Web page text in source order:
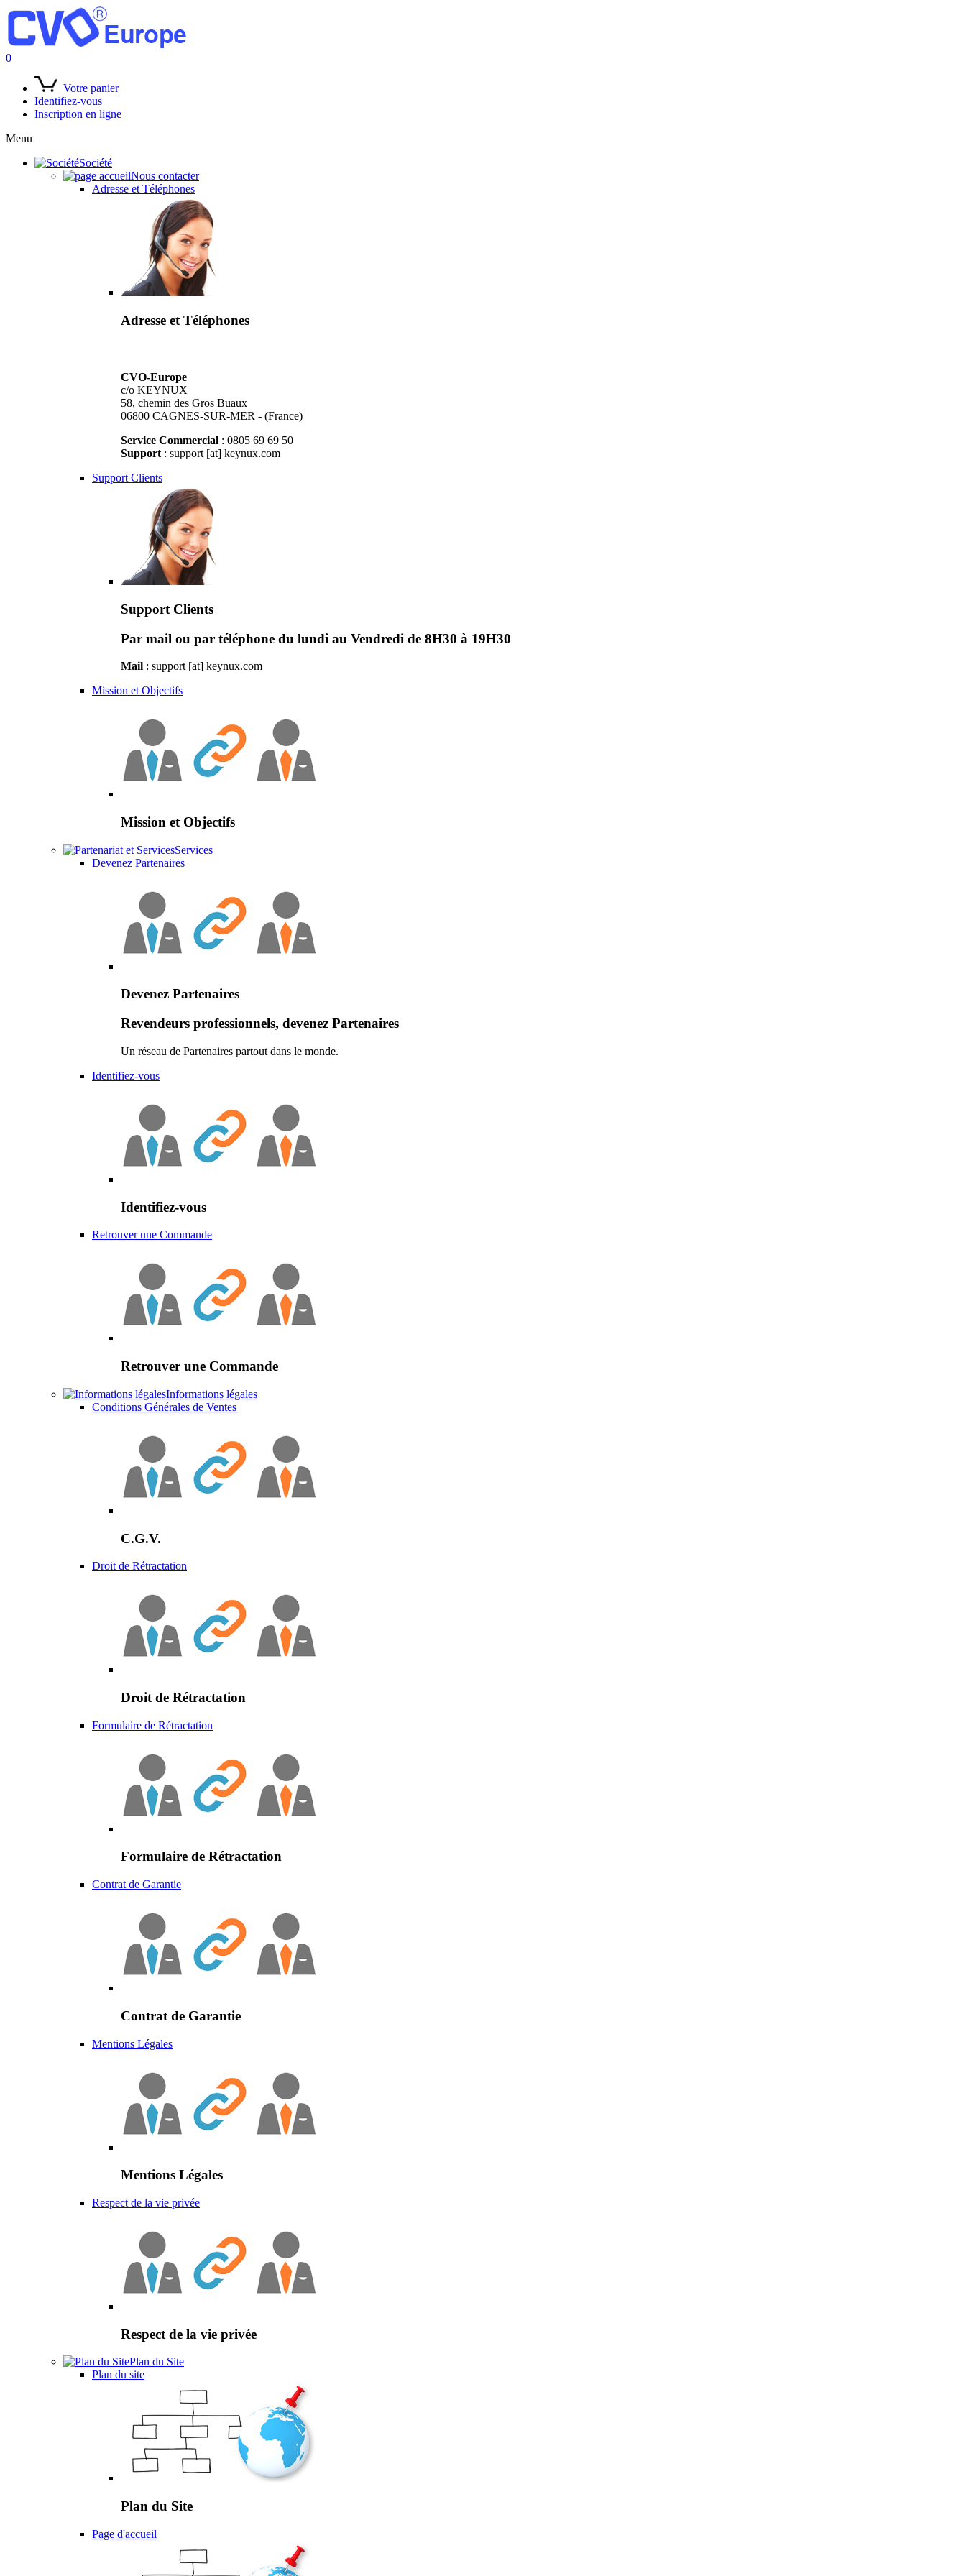
0
Votre panier
Identifiez-vous
Inscription en ligne
Menu
Société
Nous contacter
Adresse et Téléphones
Adresse et Téléphones
CVO-Europe
c/o KEYNUX
58, chemin des Gros Buaux
06800 CAGNES-SUR-MER - (France)
Service Commercial : 0805 69 69 50
Support : support [at] keynux.com
Support Clients
Support Clients
Par mail ou par téléphone du lundi au Vendredi de 8H30 à 19H30
Mail : support [at] keynux.com
Mission et Objectifs
Mission et Objectifs
Services
Devenez Partenaires
Devenez Partenaires
Revendeurs professionnels, devenez Partenaires
Un réseau de Partenaires partout dans le monde.
Identifiez-vous
Identifiez-vous
Retrouver une Commande
Retrouver une Commande
Informations légales
Conditions Générales de Ventes
C.G.V.
Droit de Rétractation
Droit de Rétractation
Formulaire de Rétractation
Formulaire de Rétractation
Contrat de Garantie
Contrat de Garantie
Mentions Légales
Mentions Légales
Respect de la vie privée
Respect de la vie privée
Plan du Site
Plan du site
Plan du Site
Page d'accueil